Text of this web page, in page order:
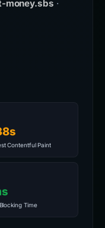
money.sbs ·
Contentful Paint
Time